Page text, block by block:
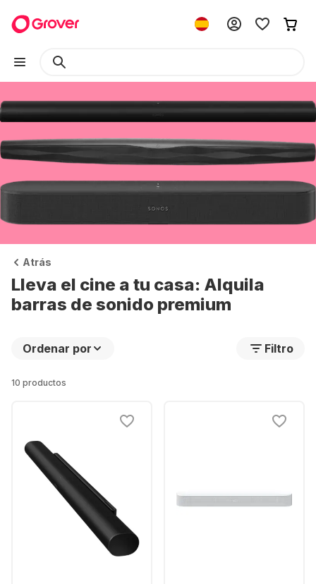
Atrás
Lleva el cine a tu casa: Alquila
barras de sonido premium
Ordenar por Filtro
10 productos